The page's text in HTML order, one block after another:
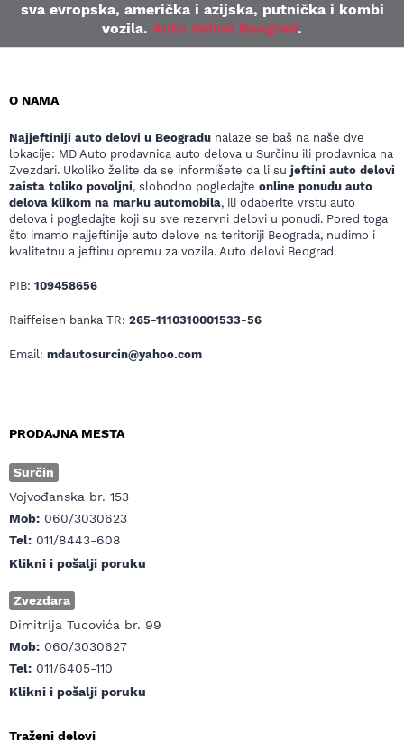
sva evropska, američka i azijska, putnička i kombi
vozila. Auto delovi Beograd.
O NAMA
Najjeftiniji auto delovi u Beogradu nalaze se baš na naše dve
lokacije: MD Auto prodavnica auto delova u Surčinu ili prodavnica na
Zvezdari. Ukoliko želite da se informišete da li su jeftini auto delovi
zaista toliko povoljni, slobodno pogledajte online ponudu auto
delova klikom na marku automobila, ili odaberite vrstu auto
delova i pogledajte koji su sve rezervni delovi u ponudi. Pored toga
što imamo najjeftinije auto delove na teritoriji Beograda, nudimo i
kvalitetnu a jeftinu opremu za vozila. Auto delovi Beograd.
PIB: 109458656
Raiffeisen banka TR: 265-1110310001533-56
Email: mdautosurcin@yahoo.com
PRODAJNA MESTA
Surčin
Vojvođanska br. 153
Mob: 060/3030623
Tel: 011/8443-608
Klikni i pošalji poruku
Zvezdara
Dimitrija Tucovića br. 99
Mob: 060/3030627
Tel: 011/6405-110
Klikni i pošalji poruku
Traženi delovi